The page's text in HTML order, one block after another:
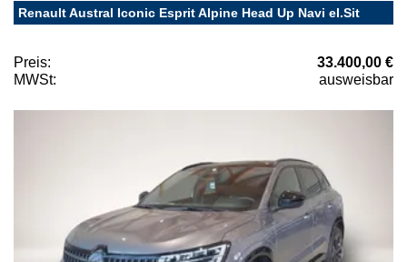
Renault Austral Iconic Esprit Alpine Head Up Navi el.Sit
Preis:
33.400,00 €
MWSt:
ausweisbar